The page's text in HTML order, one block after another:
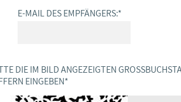
E-MAIL DES EMPFÄNGERS:*
DIE IM BILD ANGEZEIGTEN
EINGEBEN *